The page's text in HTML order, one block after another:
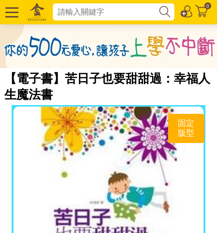
0
【電子書】苦日子也要甜甜過：幸福人
生魔法書
固定
版型